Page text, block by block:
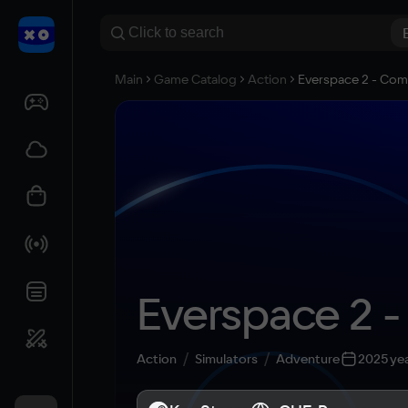
Main Game Catalog Action Everspace 2 -
Everspace 2
Action Simulators Adventure 2025